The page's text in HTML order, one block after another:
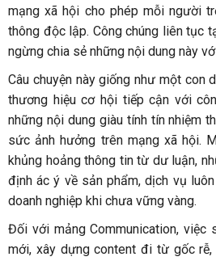
mạng xã hội cho phép mỗi người
thông độc lập. Công chúng liên tục
ngừng chia sẻ những nội dung này
Câu chuyện này giống như một con
thương hiệu cơ hội tiếp cận với
những nội dung giàu tính tín nhiệm
sức ảnh hưởng trên mạng xã hội.
khủng hoảng thông tin từ dư luận,
định ác ý về sản phẩm, dịch vụ
doanh nghiệp khi chưa vững vàng.
Đối với mảng Communication, việc
mới, xây dựng content đi từ gốc